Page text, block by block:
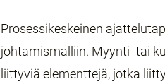
Prosessikeskeinen
johtamismalliin. Myynti- tai
liittyviä elementtejä, jotka